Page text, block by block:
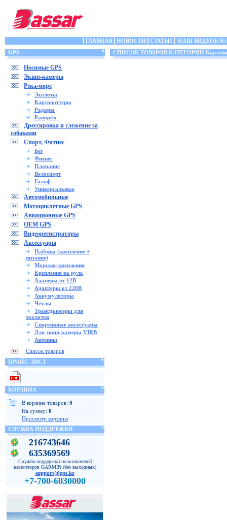
ГЛАВНАЯ НОВОСТИ СТАТЬИ
НАШ
GPS
Носимые GPS
Экшн-камеры
Река-море
Эхолоты
Картплоттеры
Радары
Panoptix
Дрессировка и слежение за
собаками
Спорт, Фитнес
Бег
Фитнес
Плавание
Велоспорт
Гольф
Универсальные
Автомобильные
Мотоциклетные GPS
Авиационные GPS
OEM GPS
Видеорегистраторы
Аксессуары
Наборы (крепление +
питание)
Морские крепления
Крепления на руль
Адаперы от 12В
Адаптеры от 220В
Аккумуляторы
Чехлы
Трансдьюсеры для
эхолотов
Спортивные аксессуары
Для экшн-камеры VIRB
Антенны
Список товаров
ПРАЙС ЛИСТ
КОРЗИНА
В корзине товаров: 0
На сумму: 0
Просмотр корзины
СЛУЖБА ПОДДЕРЖКИ
216743646
635369569
Служба поддержки пользователей
навигаторов GARMIN (без выходных)
support@gps.kz
+7-700-6030000
СПИСОК ТОВАРОВ КАТЕГОРИИ